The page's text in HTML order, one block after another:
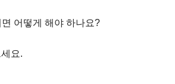
어떻게 해야 하나요?
요.